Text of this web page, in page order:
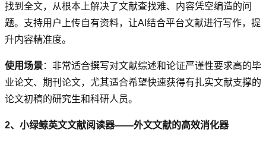
找到全文，从根本上解决了文献查找难、内容凭空编造的问
题。支持用户上传自有资料，让AI结合平台文献进行写作，提
升内容精准度。
使用场景：非常适合撰写对文献综述和论证严谨性要求高的毕
业论文、期刊论文，尤其适合希望快速获得有扎实文献支撑的
论文初稿的研究生和科研人员。
2、小绿鲸英文文献阅读器——外文文献的高效消化器